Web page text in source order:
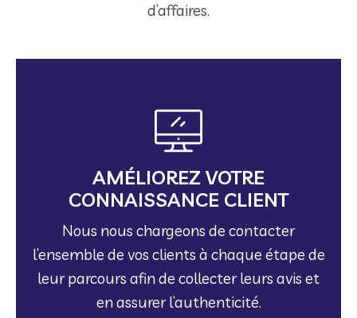
d’affaires.
AMÉLIOREZ VOTRE
CONNAISSANCE CLIENT
Nous nous chargeons de contacter
l’ensemble de vos clients à chaque étape de
leur parcours afin de collecter leurs avis et
en assurer l’authenticité.
AMÉLIOREZ VOTRE
CONNAISSANCE CLIENT
Nous nous chargeons de contacter
l’ensemble de vos clients à chaque étape de
leur parcours afin de collecter leurs avis et
en assurer l’authenticité.